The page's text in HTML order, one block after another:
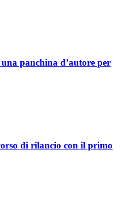
panchina d’autore per
di rilancio con il primo